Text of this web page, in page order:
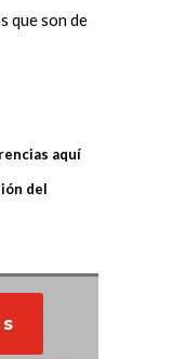
que son de
aquí
del